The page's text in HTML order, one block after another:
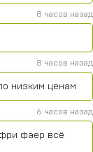
8 часов назад
8 часов назад
низким ценам
6 часов назад
фаер всё